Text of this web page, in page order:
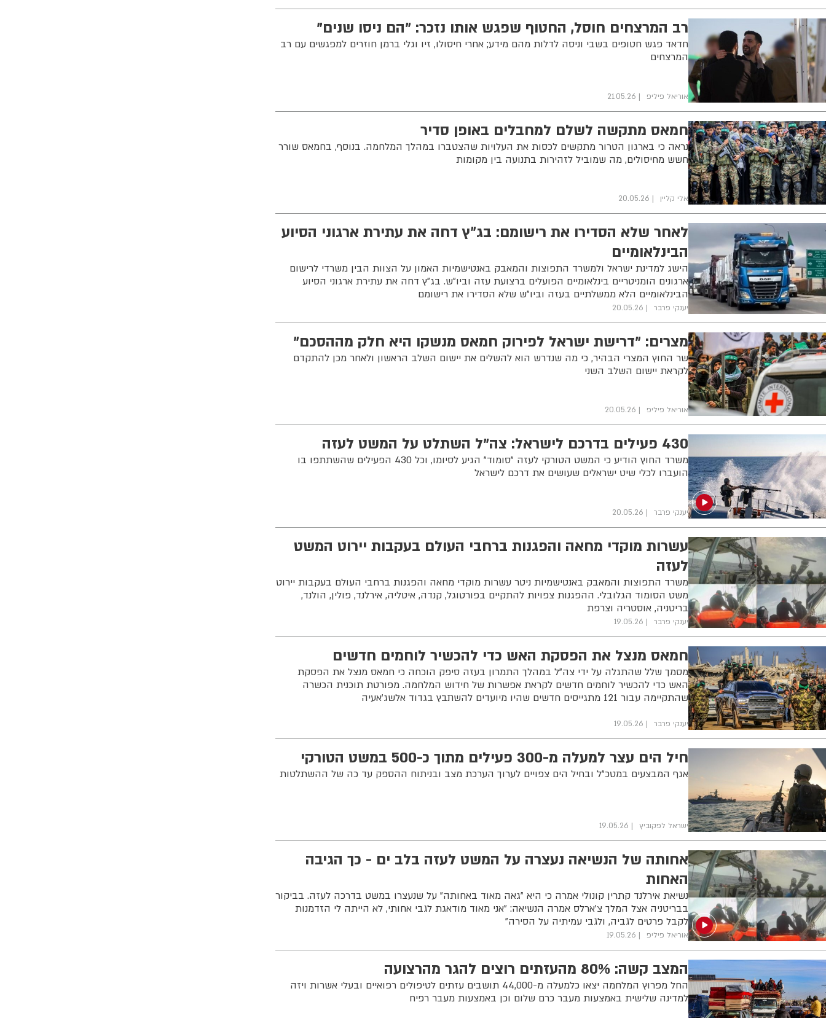
רב המרצחים חוסל, החטוף שפגש אותו נזכר: "הם ניסו שנים"
חדאד פגש חטופים בשבי וניסה לדלות מהם מידע; אחרי חיסולו, זיו וגלי ברמן חוזרים למפגשים עם רב
המרצחים
אוריאל פיליפ 21.05.26
חמאס מתקשה לשלם למחבלים באופן סדיר
נראה כי בארגון הטרור מתקשים לכסות את העלויות שהצטברו במהלך המלחמה. בנוסף, בחמאס שורר
חשש מחיסולים, מה שמוביל לזהירות בתנועה בין מקומות
אלי קליין 20.05.26
לאחר שלא הסדירו את רישומם: בג״ץ דחה את עתירת ארגוני הסיוע
הבינלאומיים
הישג למדינת ישראל ולמשרד התפוצות והמאבק באנטישמיות האמון על הצוות הבין משרדי לרישום
ארגונים הומניטריים בינלאומיים הפועלים ברצועת עזה וביו״ש. בג״ץ דחה את עתירת ארגוני הסיוע
הבינלאומיים הלא ממשלתיים בעזה וביו״ש שלא הסדירו את רישומם
יענקי פרבר 20.05.26
מצרים: "דרישת ישראל לפירוק חמאס מנשקו היא חלק מההסכם"
שר החוץ המצרי הבהיר, כי מה שנדרש הוא להשלים את יישום השלב הראשון ולאחר מכן להתקדם
לקראת יישום השלב השני
אוריאל פיליפ 20.05.26
430 פעילים בדרכם לישראל: צה"ל השתלט על המשט לעזה
משרד החוץ הודיע כי המשט הטורקי לעזה "סומוד" הגיע לסיומו, וכל 430 הפעילים שהשתתפו בו
הועברו לכלי שיט ישראלים שעושים את דרכם לישראל
יענקי פרבר 20.05.26
עשרות מוקדי מחאה והפגנות ברחבי העולם בעקבות יירוט המשט
לעזה
משרד התפוצות והמאבק באנטישמיות ניטר עשרות מוקדי מחאה והפגנות ברחבי העולם בעקבות יירוט
משט הסומוד הגלובלי. ההפגנות צפויות להתקיים בפורטוגל, קנדה, איטליה, אירלנד, פולין, הולנד,
בריטניה, אוסטריה וצרפת
יענקי פרבר 19.05.26
חמאס מנצל את הפסקת האש כדי להכשיר לוחמים חדשים
מסמך שלל שהתגלה על ידי צה”ל במהלך התמרון בעזה סיפק הוכחה כי חמאס מנצל את הפסקת
האש כדי להכשיר לוחמים חדשים לקראת אפשרות של חידוש המלחמה. מפורטת תוכנית הכשרה
שהתקיימה עבור 121 מתגייסים חדשים שהיו מיועדים להשתבץ בגדוד אלשג’אעיה
יענקי פרבר 19.05.26
חיל הים עצר למעלה מ-300 פעילים מתוך כ-500 במשט הטורקי
אגף המבצעים במטכ"ל ובחיל הים צפויים לערוך הערכת מצב ובניתוח ההספק עד כה של ההשתלטות
ישראל לפקוביץ 19.05.26
אחותה של הנשיאה נעצרה על המשט לעזה בלב ים - כך הגיבה
האחות
נשיאת אירלנד קתרין קונולי אמרה כי היא "גאה מאוד באחותה" על שנעצרו במשט בדרכה לעזה. בביקור
בבריטניה אצל המלך צ'ארלס אמרה הנשיאה: "אני מאוד מודאגת לגבי אחותי, לא הייתה לי הזדמנות
לקבל פרטים לגביה, ולגבי עמיתיה על הסירה"
אוריאל פיליפ 19.05.26
המצב קשה: 80% מהעזתים רוצים להגר מהרצועה
החל מפרוץ המלחמה יצאו כלמעלה מ-44,000 תושבים עזתים לטיפולים רפואיים ובעלי אשרות ויזה
למדינה שלישית באמצעות מעבר כרם שלום וכן באמצעות מעבר רפיח